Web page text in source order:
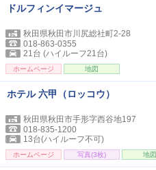
ドルフィンイマージュ
秋田県秋田市川尻総社町2-28
018-863-0355
21台 (ハイルーフ21台)
ホームページ 地図
ホテル 六甲（ロッコウ）
秋田県秋田市手形字西谷地197
018-835-1200
13台(ハイルーフ不可)
ホームページ 写真(3枚) 地図